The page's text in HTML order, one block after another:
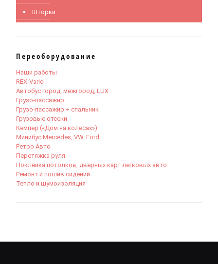
Шторки
Переоборудование
Наши работы
REX-Vario
Автобус город, межгород, LUX
Грузо-пассажир
Грузо-пассажир + спальник
Грузовые отсеки
Кемпер («Дом на колёсах»)
Минибус Mercedes, VW, Ford
Ретро Авто
Перетяжка руля
Поклейка потолков, дверных карт легковых авто
Ремонт и пошив сидений
Тепло и шумоизоляция